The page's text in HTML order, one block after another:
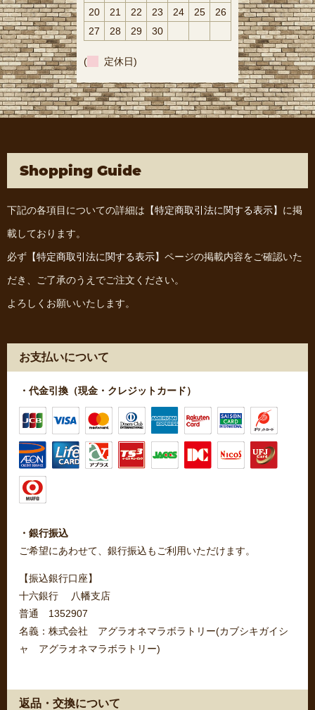
20 21 22 23 24 25
26
27
28 29 30
( 定休日)
Shopping Guide
下記の各項目についての詳細は 【特定商取引法に関する表示】 に掲
載しております。
必ず 【特定商取引法に関する表示】 ページの掲載内容をご確認いた
だき、ご了承のうえでご注文ください。
よろしくお願いいたします。
お支払いについて
・代金引換（現金・クレジットカード）
・銀行振込
ご希望にあわせて、銀行振込もご利用いただけます。
【振込銀行口座】
十六銀行 八幡支店
普通 1352907
名義：株式会社 アグラオネマラボラトリー(カブシキガイシ
ャ アグラオネマラボラトリー)
返品・交換について